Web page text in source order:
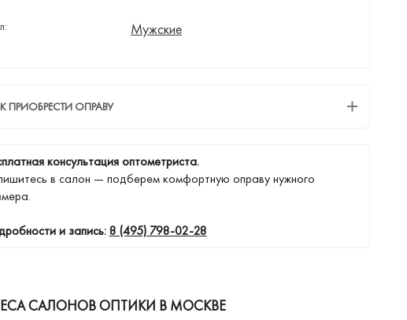
Мужские
ПРИОБРЕСТИ ОПРАВУ
консультация оптометриста.
в салон — подберем комфортную оправу нужного
и запись:8 (495) 798-02-28
САЛОНОВ ОПТИКИ В МОСКВЕ